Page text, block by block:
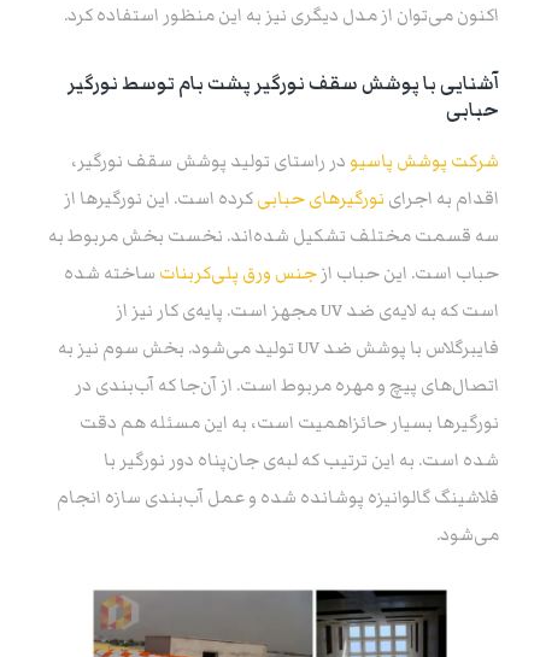
اکنون می‌توان از مدل دیگری نیز به این منظور استفاده کرد.
آشنایی با پوشش سقف نورگیر پشت بام توسط نورگیر
حبابی
شرکت پوشش پاسیو در راستای تولید پوشش سقف نورگیر،
اقدام به اجرای نورگیرهای حبابیکرده است. این نورگیرها از
سه قسمت مختلف تشکیل شده‌اند. نخست بخش مربوط به
حباب است. این حباب ازجنس ورق پلی‌کربنات ساخته شده
است که به لایه‌ی ضد UV مجهز است. پایه‌ی کار نیز از
فایبرگلاس با پوشش ضد UV تولید می‌شود. بخش سوم نیز به
اتصال‌های پیچ و مهره مربوط است. از آن‌جا که آب‌بندی در
نورگیر‌ها بسیار حائزاهمیت است، به این مسئله هم دقت
شده است. به این ترتیب که لبه‌ی جان‌پناه دور نورگیر با
فلاشینگ گالوانیزه پوشانده شده و عمل آب‌بندی سازه انجام
می‌شود.